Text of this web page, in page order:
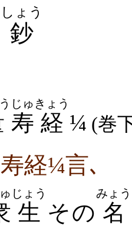
鈔
しょう
寿
じゅ
経
きょう
¼ (巻
経¼言､
生
じょう
その 名
みょう